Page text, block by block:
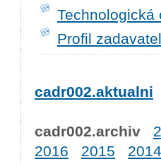
Technologická
Profil
cadr002.aktualni
cadr002.archiv
2016
2015 2014